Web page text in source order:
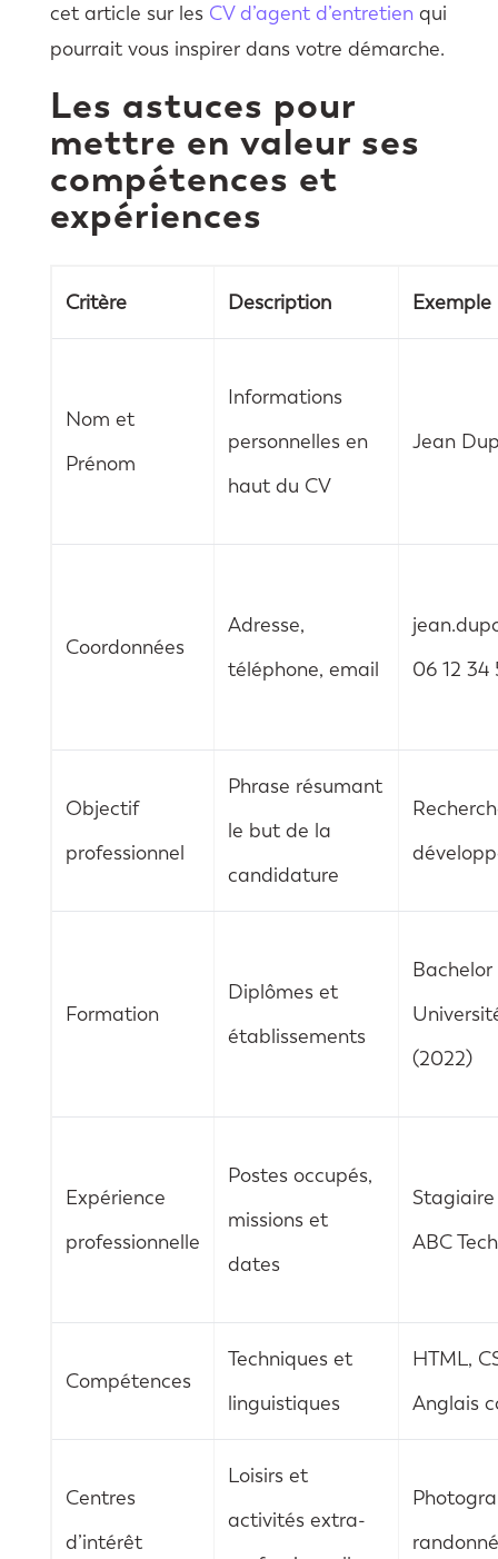
cet article sur les CV d’agent d’entretien qui
pourrait vous inspirer dans votre démarche.
Les astuces pour
mettre en valeur ses
compétences et
expériences
Critère Description Exemple
Nom et
Prénom
Informations
personnelles en
haut du CV
Jean
Coordonnées
Adresse,
téléphone, email
06 12 34
Objectif
professionnel
Phrase résumant
le but de la
candidature
Formation
Diplômes et
établissements
(2022)
Expérience
professionnelle
Postes occupés,
missions et
dates
ABC
Compétences
Techniques et
linguistiques
HTML,
Anglais
Centres
d’intérêt
Loisirs et
activités extra-